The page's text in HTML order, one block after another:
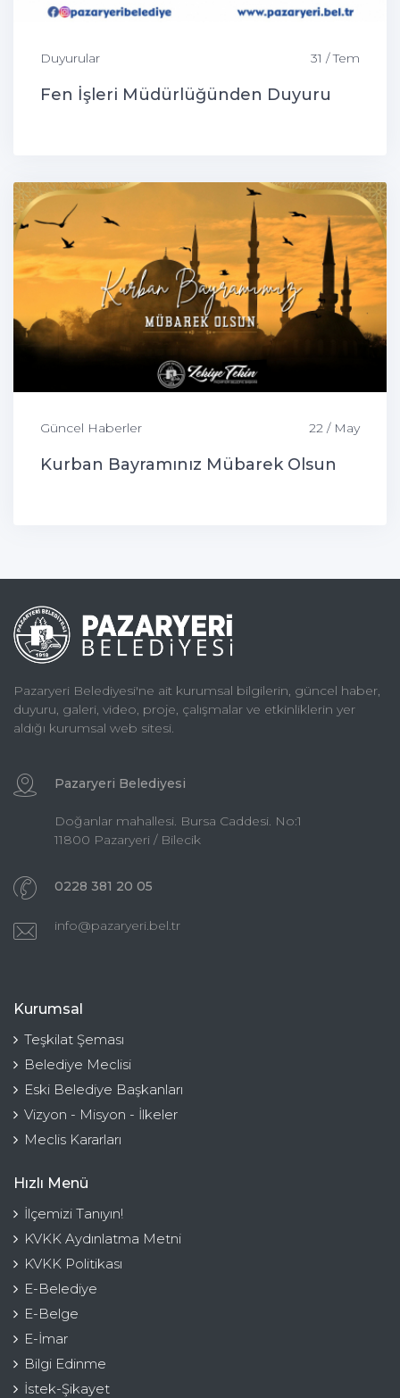
Duyurular 31 / Tem
Fen İşleri Müdürlüğünden Duyuru
Güncel Haberler 22 / May
Kurban Bayramınız Mübarek Olsun
Pazaryeri Belediyesi'ne ait kurumsal bilgilerin, güncel haber,
duyuru, galeri, video, proje, çalışmalar ve etkinliklerin yer
aldığı kurumsal web sitesi.
Pazaryeri Belediyesi
Doğanlar mahallesi. Bursa Caddesi. No:1
11800 Pazaryeri / Bilecik
0228 381 20 05
info@pazaryeri.bel.tr
Kurumsal
Teşkilat Şeması
Belediye Meclisi
Eski Belediye Başkanları
Vizyon - Misyon - İlkeler
Meclis Kararları
Hızlı Menü
İlçemizi Tanıyın!
KVKK Aydınlatma Metni
KVKK Politikası
E-Belediye
E-Belge
E-İmar
Bilgi Edinme
İstek-Şikayet